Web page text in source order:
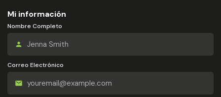
Mi información
Nombre Completo
Correo Electrónico